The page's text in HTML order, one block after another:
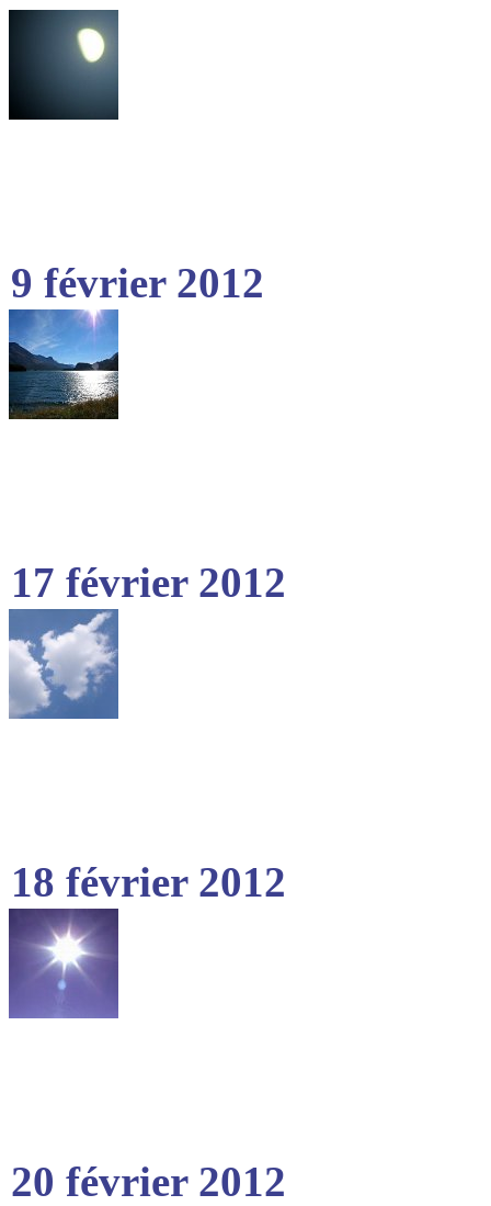
9 février 2012
17 février 2012
18 février 2012
20 février 2012